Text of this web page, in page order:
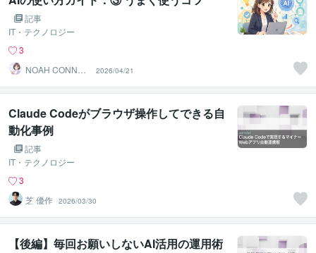
記事
IT・テクノロジー
3
NOAH CONNEC
2026/04/21
Claude Codeがブラウザ操作してできる自
動化事例
記事
IT・テクノロジー
3
芝 優作 2026/03/30
【後編】毎回お願いしないAI活用の運用術